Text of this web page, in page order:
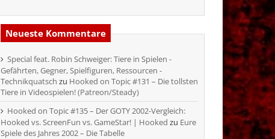
Neueste Kommentare
Special feat. Robin Schweiger: Tiere in Spielen -
Gefährten, Gegner, Spielfiguren, Ressourcen -
Technikquatsch zu Hooked on Topic #131 – Die tollsten
Tiere in Videospielen! (Patreon/Steady)
Hooked on Topic #135 – Der GOTY 2002-Vergleich:
Hooked vs. ScreenFun vs. GameStar! | Hooked zu Eure
Spiele des Jahres 2002 – Die Tabelle